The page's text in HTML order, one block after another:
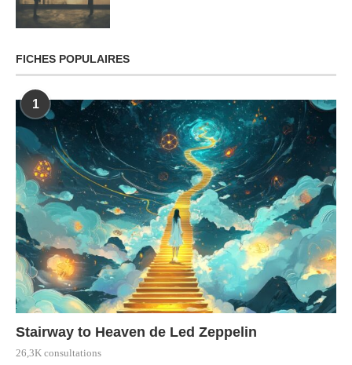
FICHES POPULAIRES
1
Stairway to Heaven de Led Zeppelin
26,3K consultations